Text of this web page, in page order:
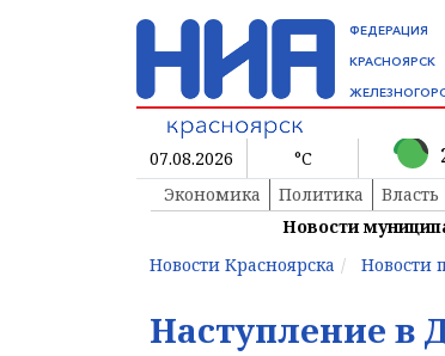
ФЕДЕРАЦИЯ
КРАСНОЯРСК
07.08.2026 °C
Экономика
Политика Власть
Новости
Новости Красноярска
Новости
Наступление в